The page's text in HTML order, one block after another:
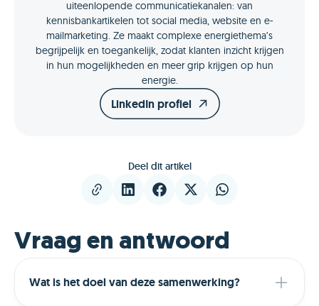
uiteenlopende communicatiekanalen: van
kennisbankartikelen tot social media, website en e-
mailmarketing. Ze maakt complexe energiethema’s
begrijpelijk en toegankelijk, zodat klanten inzicht krijgen
in hun mogelijkheden en meer grip krijgen op hun
energie.
LinkedIn profiel
Deel dit artikel
Vraag en antwoord
Wat is het doel van deze samenwerking?